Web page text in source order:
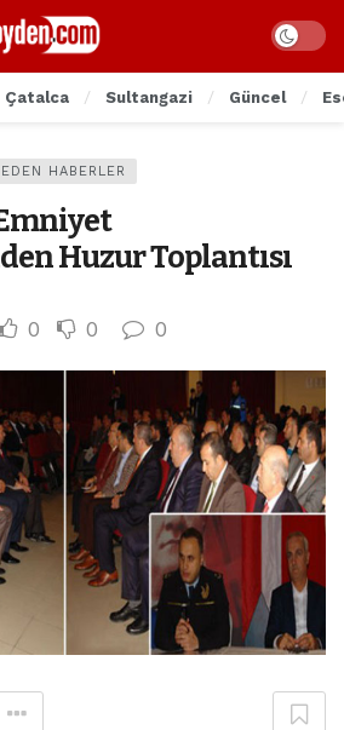
Çatalca Sultangazi Güncel
HABERLER
Huzur Toplantısı
0 0 0